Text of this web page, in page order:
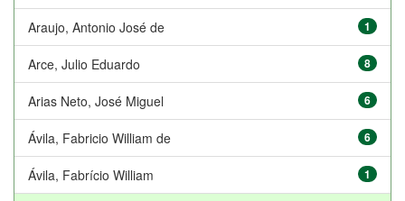
Araujo, Antonio José de 1
Arce, Julio Eduardo 8
Arias Neto, José Miguel 6
Ávila, Fabricio William de 6
Ávila, Fabrício William 1